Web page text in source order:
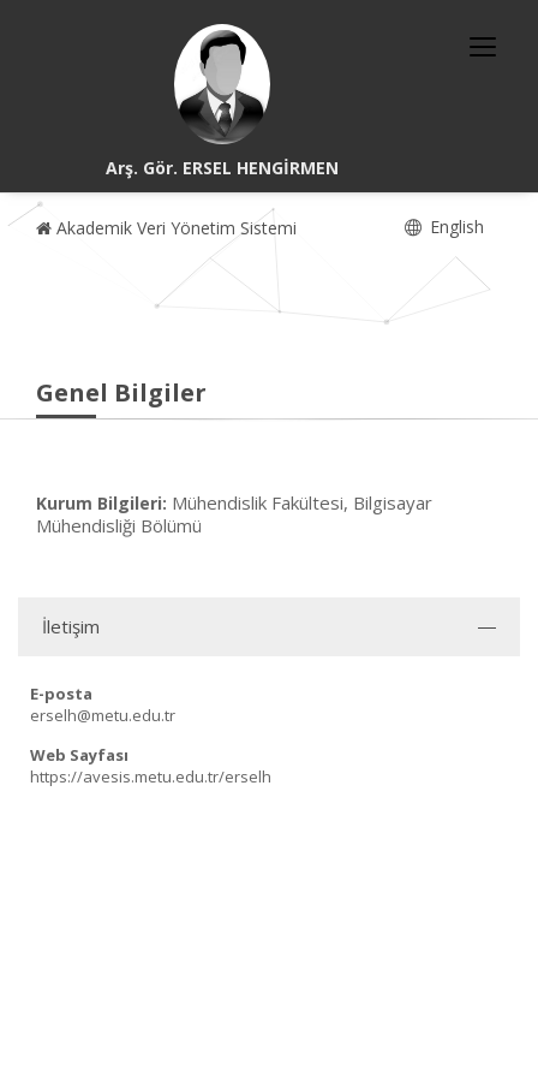
Arş. Gör. ERSEL HENGİRMEN
Akademik Veri Yönetim Sistemi English
Genel Bilgiler
Kurum Bilgileri: Mühendislik Fakültesi, Bilgisayar
Mühendisliği Bölümü
İletişim
E-posta
erselh@metu.edu.tr
Web Sayfası
https://avesis.metu.edu.tr/erselh